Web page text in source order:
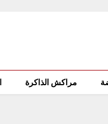
مراكش الذاكرة